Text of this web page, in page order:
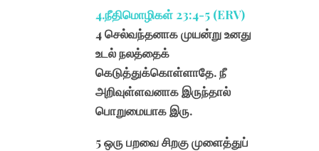
4.நீதிமொழிகள் 23:4-5 (ERV)
4 செல்வந்தனாக முயன்று உனது
உடல் நலத்தைக்
கெடுத்துக்கொள்ளாதே. நீ
அறிவுள்ளவனாக இருந்தால்
பொறுமையாக இரு.
5 ஒரு பறவை சிறகு முளைத்துப்